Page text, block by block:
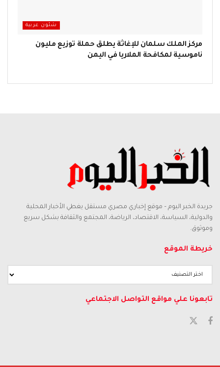
شئون عربية
مركز الملك سلمان للإغاثة يطلق حملة توزيع مليون
ناموسية لمكافحة الملاريا في اليمن
جريدة الخبر اليوم – موقع إخباري مصري مستقل يغطي الأخبار المحلية
والدولية، السياسة، الاقتصاد، الرياضة، المجتمع والثقافة بشكل سريع
وموثوق.
خريطة الموقع
تابعونا علي مواقع التواصل الاجتماعي